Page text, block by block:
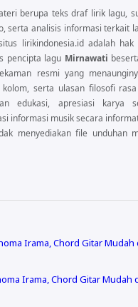
berupa teks draf lirik lagu,
serta analisis informasi terkait
lirikindonesia.id adalah hak
pencipta lagu Mirnawati
resmi yang
serta ulasan filosofi
edukasi, apresiasi karya
informasi musik secara
menyediakan file unduhan
Irama, Chord Gitar Mudah
Irama, Chord Gitar Mudah